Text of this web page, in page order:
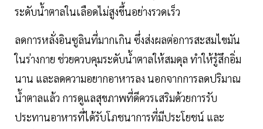
ระดับน้ำตาลในเลือดไม่สูงขึ้นอย่างรวดเร็ว
ลดการหลั่งอินซูลินที่มากเกิน ซึ่งส่งผลต่อการสะสมไขมัน
ในร่างกาย ช่วยควบคุมระดับน้ำตาลให้สมดุล ทำให้รู้สึกอิ่ม
นาน และลดความอยากอาหารลง นอกจากการลดปริมาณ
น้ำตาลแล้ว การดูแลสุขภาพที่ดีควรเสริมด้วยการรับ
ประทานอาหารที่ได้รับโภชนาการที่มีประโยชน์ และ